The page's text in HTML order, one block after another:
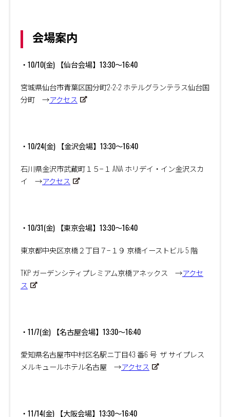
会場案内
・10/10(金) 【仙台会場】13:30～16:40
宮城県仙台市青葉区国分町2-2-2 ホテルグランテラス仙台国
分町 → アクセス
・10/24(金) 【金沢会場】13:30～16:40
石川県金沢市武蔵町１５−１ ANA ホリデイ・イン金沢スカ
イ → アクセス
・10/31(金) 【東京会場】13:30～16:40
東京都中央区京橋２丁目７−１９ 京橋イーストビル 5 階
TKP ガーデンシティプレミアム京橋アネックス → アクセ
ス
・11/7(金) 【名古屋会場】13:30～16:40
愛知県名古屋市中村区名駅ニ丁目 43 番6 号 ザ サイプレス
メルキュールホテル名古屋 → アクセス
・11/14(金) 【大阪会場】13:30～16:40